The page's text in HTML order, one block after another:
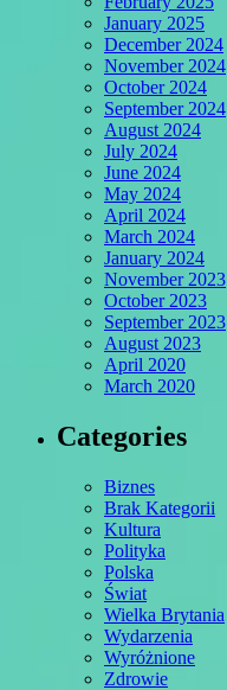
January 2025
December 2024
November 2024
October 2024
September 2024
August 2024
July 2024
June 2024
May 2024
April 2024
March 2024
January 2024
November 2023
October 2023
September 2023
August 2023
April 2020
March 2020
Categories
Biznes
Brak Kategorii
Kultura
Polityka
Polska
Świat
Wielka Brytania
Wydarzenia
Wyróżnione
Zdrowie